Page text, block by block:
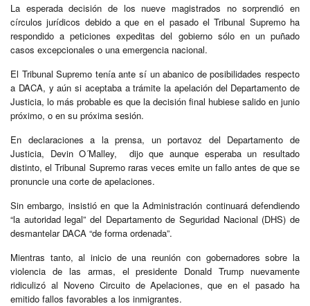
La esperada decisión de los nueve magistrados no sorprendió en
círculos jurídicos debido a que en el pasado el Tribunal Supremo ha
respondido a peticiones expeditas del gobierno sólo en un puñado
casos excepcionales o una emergencia nacional.
El Tribunal Supremo tenía ante sí un abanico de posibilidades respecto
a DACA, y aún si aceptaba a trámite la apelación del Departamento de
Justicia, lo más probable es que la decisión final hubiese salido en junio
próximo, o en su próxima sesión.
En declaraciones a la prensa, un portavoz del Departamento de
Justicia, Devin O´Malley, dijo que aunque esperaba un resultado
distinto, el Tribunal Supremo raras veces emite un fallo antes de que se
pronuncie una corte de apelaciones.
Sin embargo, insistió en que la Administración continuará defendiendo
“la autoridad legal” del Departamento de Seguridad Nacional (DHS) de
desmantelar DACA “de forma ordenada”.
Mientras tanto, al inicio de una reunión con gobernadores sobre la
violencia de las armas, el presidente Donald Trump nuevamente
ridiculizó al Noveno Circuito de Apelaciones, que en el pasado ha
emitido fallos favorables a los inmigrantes.